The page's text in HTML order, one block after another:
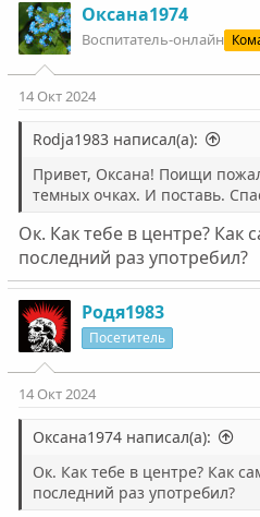
Оксана1974
Воспитатель-онлайн
14 Окт 2024
Rodja1983 написал(а):
Привет, Оксана! Поищи
темных очках. И поставь.
Ок. Как тебе в центре? Как
последний раз употребил?
Родя1983
Посетитель
14 Окт 2024
Оксана1974 написал(а):
Ок. Как тебе в центре? Как
последний раз употребил?